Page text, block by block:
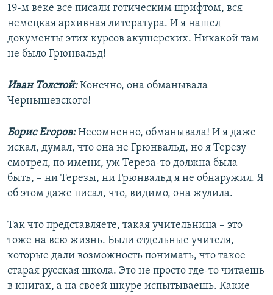
19-м веке все писали готическим шрифтом, вся
немецкая архивная литература. И я нашел
документы этих курсов акушерских. Никакой там
не было Грюнвальд!
Иван Толстой:Конечно, она обманывала
Чернышевского!
Борис Егоров:Несомненно, обманывала! И я даже
искал, думал, что она не Грюнвальд, но я Терезу
смотрел, по имени, уж Тереза-то должна была
быть, – ни Терезы, ни Грюнвальд я не обнаружил. Я
об этом даже писал, что, видимо, она жулила.
Так что представляете, такая учительница – это
тоже на всю жизнь. Были отдельные учителя,
которые дали возможность понимать, что такое
старая русская школа. Это не просто где-то читаешь
в книгах, а на своей шкуре испытываешь. Какие